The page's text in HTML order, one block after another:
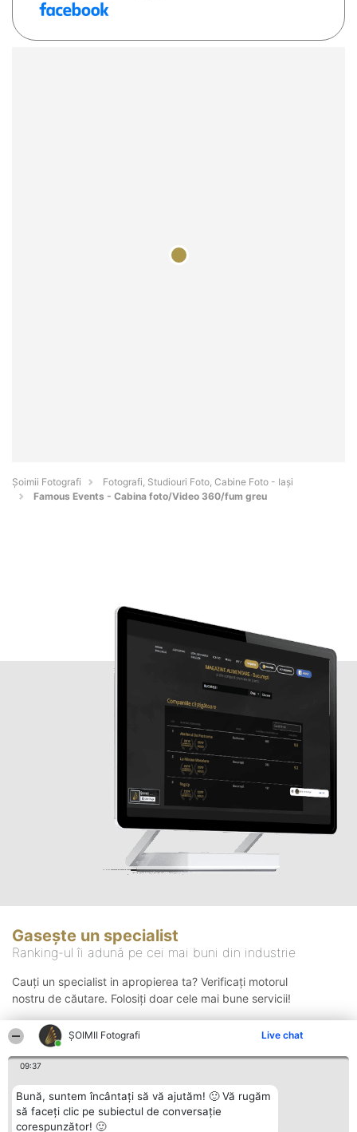
ȘOIMII Fotografi Live chat
09:37
Bună, suntem încântați să vă ajutăm! 🙂 Vă rugăm
să faceți clic pe subiectul de conversație
corespunzător! 🙂
Șoimii Fotografi
Fotografi, Studiouri Foto, Cabine Foto - Iaşi
Famous Events - Cabina foto/Video 360/fum greu
Gasește un specialist
Ranking-ul îi adună pe cei mai buni din industrie
Cauți un specialist in apropierea ta? Verificați motorul
nostru de căutare. Folosiți doar cele mai bune servicii!